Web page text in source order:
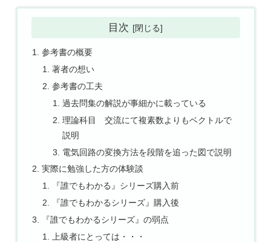
目次
参考書の概要
著者の想い
参考書の工夫
過去問集の解説が事細かに載っている
理論科目 交流にて複素数よりもベクトルで
説明
電気回路の変換方法を段階を追った図で説明
実際に勉強した方の体験談
『誰でもわかる』シリーズ購入前
『誰でもわかるシリーズ』購入後
『誰でもわかるシリーズ』の弱点
上級者にとっては・・・